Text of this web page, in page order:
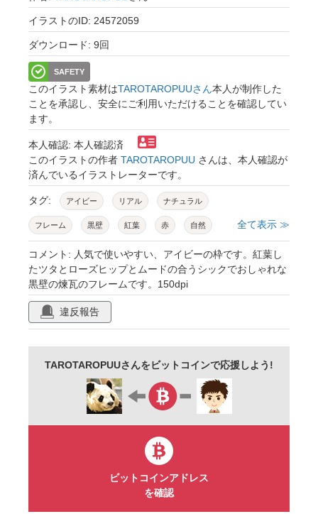
イラストのID: 24572059
ダウンロード: 9回
SAFETY
このイラスト素材はTAROTAROPUUさん本人が制作した
ことを承認し、安全にご利用いただけることを確認してい
ます。
本人確認: 本人確認済
このイラストの作者 TAROTAROPUU さんは、本人確認が
済んでいるイラストレーターです。
タグ: アイビー リアル ナチュラル
フレーム 黒壁 紅葉 赤 自然
薔薇 実 ローズヒップ レンガ 黒
葉 デザイン つた 飾り 枠
囲み 斑 へデラ リーフ 観葉植物
つる 植物 おしゃれ
ウェルカムボード お知らせ メモ
メッセージ カード 見出し あしらい
装飾 飾り罫 壁 看板
全て表示 ≫
コメント: 人気で使いやすい、アイビーの枠です。紅葉し
たツタとローズヒップとムードの合うシックでおしゃれな
黒壁の煉瓦のフレームです。150dpi
違反報告
TAROTAROPUUさんをビットコインで応援しよう!
ビットコインアドレス
を確認